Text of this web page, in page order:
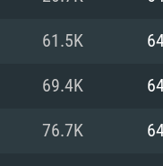
61.5K
69.4K
76.7K